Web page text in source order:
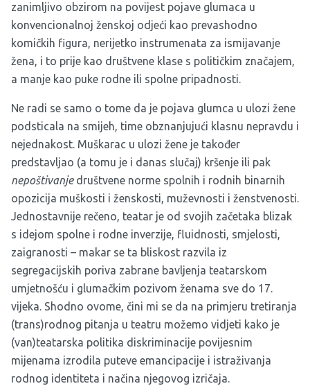
zanimljivo obzirom na povijest pojave glumaca u
konvencionalnoj ženskoj odjeći kao prevashodno
komičkih figura, nerijetko instrumenata za ismijavanje
žena, i to prije kao društvene klase s političkim značajem,
a manje kao puke rodne ili spolne pripadnosti.
Ne radi se samo o tome da je pojava glumca u ulozi žene
podsticala na smijeh, time obznanjujući klasnu nepravdu i
nejednakost. Muškarac u ulozi žene je također
predstavljao (a tomu je i danas slučaj) kršenje ili pak
nepoštivanjedruštvene norme spolnih i rodnih binarnih
opozicija muškosti i ženskosti, muževnosti i ženstvenosti.
Jednostavnije rečeno, teatar je od svojih začetaka blizak
s idejom spolne i rodne inverzije, fluidnosti, smjelosti,
zaigranosti – makar se ta bliskost razvila iz
segregacijskih poriva zabrane bavljenja teatarskom
umjetnošću i glumačkim pozivom ženama sve do 17.
vijeka. Shodno ovome, čini mi se da na primjeru tretiranja
(trans)rodnog pitanja u teatru možemo vidjeti kako je
(van)teatarska politika diskriminacije povijesnim
mijenama izrodila puteve emancipacije i istraživanja
rodnog identiteta i načina njegovog izričaja.